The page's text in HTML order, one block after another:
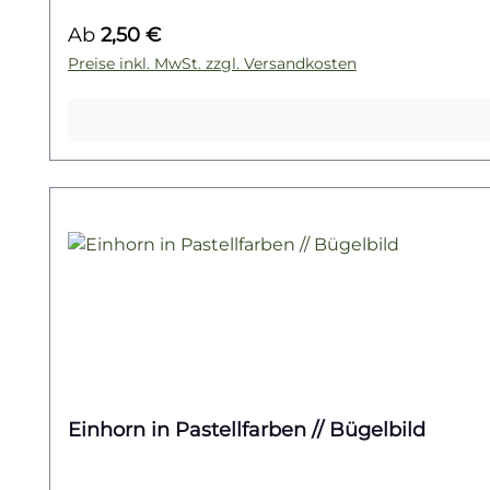
und anderen magischen Wesen entdecken?
Regulärer Preis:
Ab 2,50 €
Preise inkl. MwSt. zzgl. Versandkosten
Einhorn in Pastellfarben // Bügelbild